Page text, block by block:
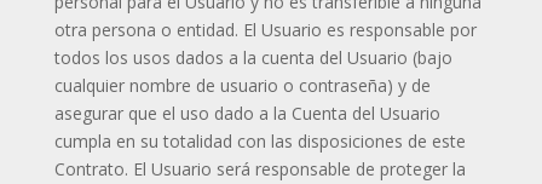
otra persona o entidad. El Usuario es responsable por
todos los usos dados a la cuenta del Usuario (bajo
cualquier nombre de usuario o contraseña) y de
asegurar que el uso dado a la Cuenta del Usuario
cumpla en su totalidad con las disposiciones de este
Contrato. El Usuario será responsable de proteger la